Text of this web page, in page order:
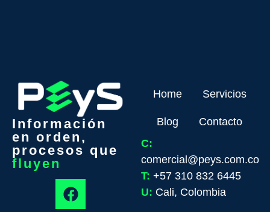
Información
en orden,
procesos que
fluyen
Home Servicios
Blog
Contacto
C:
comercial@peys.com.co
T: +57 310 832 6445
U: Cali, Colombia